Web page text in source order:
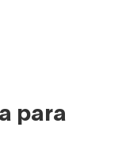
para